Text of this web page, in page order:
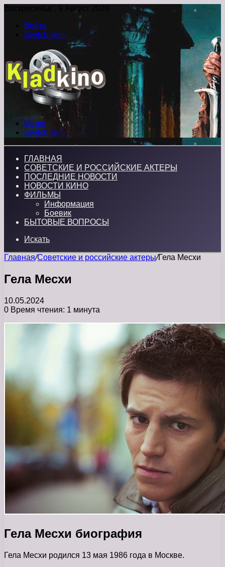
Воскресенье , 9 Август 2026
Войти
Switch skin
Меню
Switch skin
ГЛАВНАЯ
СОВЕТСКИЕ И РОССИЙСКИЕ АКТЕРЫ
ПОСЛЕДНИЕ НОВОСТИ
НОВОСТИ КИНО
ФИЛЬМЫ
Информация
Боевик
БЫТОВЫЕ ВОПРОСЫ
Искать
Главная/Советские и российские актеры/Гела Месхи
Гела Месхи
10.05.2024
0 Время чтения: 1 минута
Гела Месхи биография
Гела Месхи родился 13 мая 1986 года в Москве.